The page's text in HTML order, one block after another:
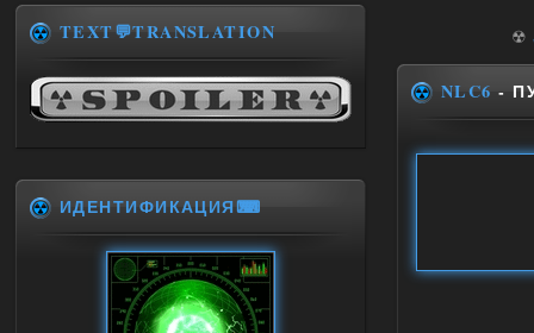
☢
NLC6 -
TEXT💬TRANSLATION
ИДЕНТИФИКАЦИЯ⌨